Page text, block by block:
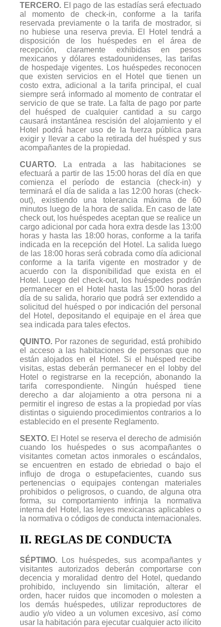
TERCERO. El pago de las estadías será efectuado
al momento de check-in, conforme a la tarifa
reservada previamente o la tarifa de mostrador, si
no hubiese una reserva previa. El Hotel tendrá a
disposición de los huéspedes en el área de
recepción, claramente exhibidas en pesos
mexicanos y dólares estadounidenses, las tarifas
de hospedaje vigentes. Los huéspedes reconocen
que existen servicios en el Hotel que tienen un
costo extra, adicional a la tarifa principal, el cual
siempre será informado al momento de contratar el
servicio de que se trate. La falta de pago por parte
del huésped de cualquier cantidad a su cargo
causará instantánea rescisión del alojamiento y el
Hotel podrá hacer uso de la fuerza pública para
exigir y llevar a cabo la retirada del huésped y sus
acompañantes de la propiedad.
CUARTO. La entrada a las habitaciones se
efectuará a partir de las 15:00 horas del día en que
comienza el período de estancia (check-in) y
terminará el día de salida a las 12:00 horas (check-
out), existiendo una tolerancia máxima de 60
minutos luego de la hora de salida. En caso de late
check out, los huéspedes aceptan que se realice un
cargo adicional por cada hora extra desde las 13:00
horas y hasta las 18:00 horas, conforme a la tarifa
indicada en la recepción del Hotel. La salida luego
de las 18:00 horas será cobrada como día adicional
conforme a la tarifa vigente en mostrador y de
acuerdo con la disponibilidad que exista en el
Hotel. Luego del check-out, los huéspedes podrán
permanecer en el Hotel hasta las 15:00 horas del
día de su salida, horario que podrá ser extendido a
solicitud del huésped o por indicación del personal
del Hotel, depositando el equipaje en el área que
sea indicada para tales efectos.
QUINTO. Por razones de seguridad, está prohibido
el acceso a las habitaciones de personas que no
están alojados en el Hotel. Si el huésped recibe
visitas, estas deberán permanecer en el lobby del
Hotel o registrarse en la recepción, abonando la
tarifa correspondiente. Ningún huésped tiene
derecho a dar alojamiento a otra persona ni a
permitir el ingreso de estas a la propiedad por vías
distintas o siguiendo procedimientos contrarios a lo
establecido en el presente Reglamento.
SEXTO. El Hotel se reserva el derecho de admisión
cuando los huéspedes o sus acompañantes o
visitantes cometan actos inmorales o escándalos,
se encuentren en estado de ebriedad o bajo el
influjo de droga o estupefacientes, cuando sus
pertenencias o equipajes contengan materiales
prohibidos o peligrosos, o cuando, de alguna otra
forma, su comportamiento infrinja la normativa
interna del Hotel, las leyes mexicanas aplicables o
la normativa o códigos de conducta internacionales.
II. REGLAS DE CONDUCTA
SÉPTIMO. Los huéspedes, sus acompañantes y
visitantes autorizados deberán comportarse con
decencia y moralidad dentro del Hotel, quedando
prohibido, incluyendo sin limitación, alterar el
orden, hacer ruidos que incomoden o molesten a
los demás huéspedes, utilizar reproductores de
audio y/o video a un volumen excesivo, así como
usar la habitación para ejecutar cualquier acto ilícito